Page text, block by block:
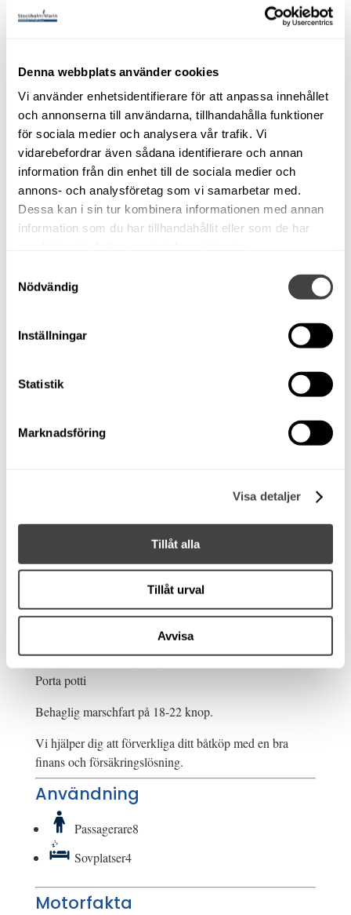
Denna webbplats använder cookies
Vi använder enhetsidentifierare för att anpassa innehållet
och annonserna till användarna, tillhandahålla funktioner
för sociala medier och analysera vår trafik. Vi
vidarebefordrar även sådana identifierare och annan
information från din enhet till de sociala medier och
annons- och analysföretag som vi samarbetar med.
Dessa kan i sin tur kombinera informationen med annan
information som du har tillhandahållit eller som de har
Nödvändig
Inställningar
Statistik
Marknadsföring
Visa detaljer
Tillåt alla
Tillåt urval
Avvisa
Begagnad
Modellår: 1987
6,24 m x 2,40 m
Motortyp: Utombordare
Om båten
Utförsäljning av denna båt!
Endast mellan 13-29 september gäller detta höstpris.
Visas på Bullandö marina. Välkommen på visning eller
Fler bilder på
Flipper 620 HT 1987. Suzuki 90 HK -2014. Klassiker
Klassiker som erbjuder god komfort och trygghet med
Nyare powertrimpump 2022.
Kapell impregnerat nyligen. Nya rutor
Nyare kylsbox Isotherm
Garmin Fishfinder (äldre)
Porta potti
Behaglig marschfart på 18-22 knop.
Vi hjälper dig att förverkliga ditt båtköp med en bra
finans och försäkringslösning.
Användning
Passagerare8
Sovplatser4
Motorfakta